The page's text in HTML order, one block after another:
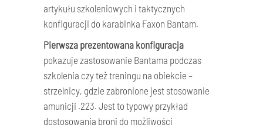
artykułu szkoleniowych i taktycznych
konfiguracji do karabinka Faxon Bantam.
Pierwsza prezentowana konfiguracja
pokazuje zastosowanie Bantama podczas
szkolenia czy też treningu na obiekcie –
strzelnicy, gdzie zabronione jest stosowanie
amunicji .223. Jest to typowy przykład
dostosowania broni do możliwości